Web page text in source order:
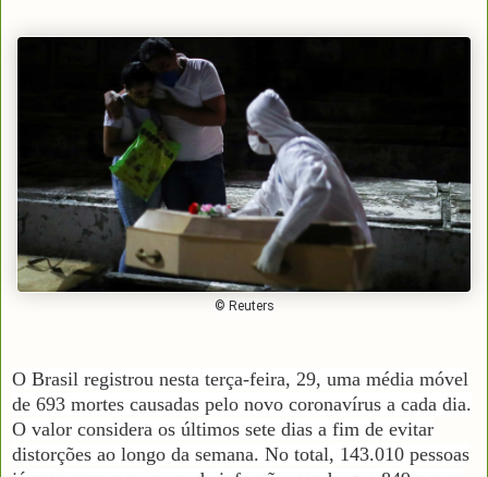
© Reuters
O Brasil registrou nesta terça-feira, 29, uma média móvel
de 693 mortes causadas pelo novo coronavírus a cada dia.
O valor considera os últimos sete dias a fim de evitar
distorções ao longo da semana. No total, 143.010 pessoas